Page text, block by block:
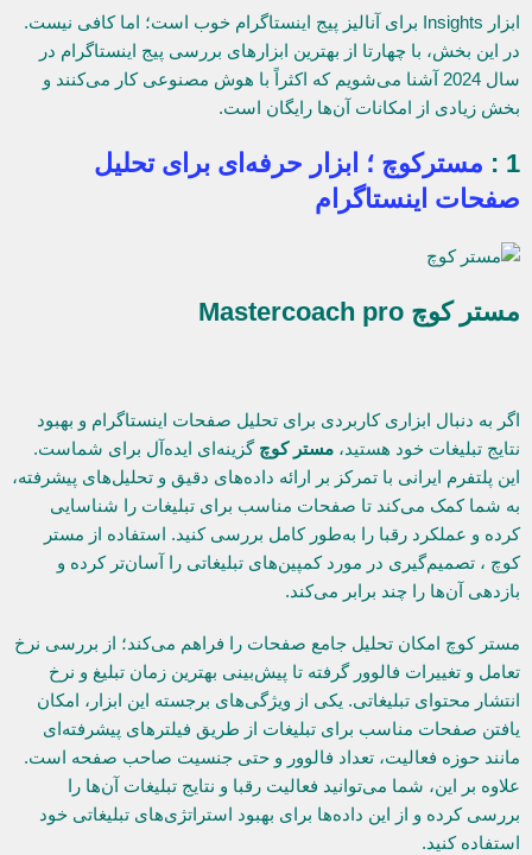
ابزار Insights برای آنالیز پیج اینستاگرام خوب است؛ اما کافی نیست.
در این بخش، با چهارتا از بهترین ابزارهای بررسی پیج اینستاگرام در
سال 2024 آشنا می‌شویم که اکثراً با هوش مصنوعی کار می‌کنند و
بخش زیادی از امکانات آن‌ها رایگان است.
1 :
مسترکوچ ؛ ابزار حرفه‌ای برای تحلیل
صفحات اینستاگرام
مستر کوچ Mastercoach pro
اگر به دنبال ابزاری کاربردی برای تحلیل صفحات اینستاگرام و بهبود
نتایج تبلیغات خود هستید، مستر کوچگزینه‌ای ایده‌آل برای شماست.
این پلتفرم ایرانی با تمرکز بر ارائه داده‌های دقیق و تحلیل‌های پیشرفته،
به شما کمک می‌کند تا صفحات مناسب برای تبلیغات را شناسایی
کرده و عملکرد رقبا را به‌طور کامل بررسی کنید. استفاده از مستر
کوچ ، تصمیم‌گیری در مورد کمپین‌های تبلیغاتی را آسان‌تر کرده و
بازدهی آن‌ها را چند برابر می‌کند.
مستر کوچ امکان تحلیل جامع صفحات را فراهم می‌کند؛ از بررسی نرخ
تعامل و تغییرات فالوور گرفته تا پیش‌بینی بهترین زمان تبلیغ و نرخ
انتشار محتوای تبلیغاتی. یکی از ویژگی‌های برجسته این ابزار، امکان
یافتن صفحات مناسب برای تبلیغات از طریق فیلترهای پیشرفته‌ای
مانند حوزه فعالیت، تعداد فالوور و حتی جنسیت صاحب صفحه است.
علاوه بر این، شما می‌توانید فعالیت رقبا و نتایج تبلیغات آن‌ها را
بررسی کرده و از این داده‌ها برای بهبود استراتژی‌های تبلیغاتی خود
استفاده کنید.